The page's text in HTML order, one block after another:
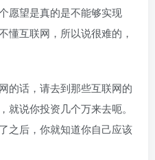
愿望是真的是不能够实现
懂互联网，所以说很难的，
的话，请去到那些互联网的
就说你投资几个万来去呃。
之后，你就知道你自己应该